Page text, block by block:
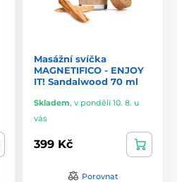
Masážní svíčka
MAGNETIFICO - ENJOY
IT! Sandalwood 70 ml
Skladem, v pondělí 10. 8. u
vás
399 Kč
Porovnat